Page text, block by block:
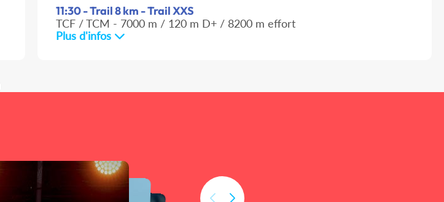
11:30 - Trail 8 km - Trail XXS
TCF / TCM - 7000 m / 120 m D+ / 8200 m effort
Plus d'infos